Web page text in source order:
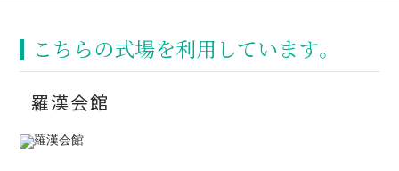
こちらの式場を利⽤しています。
羅漢会館